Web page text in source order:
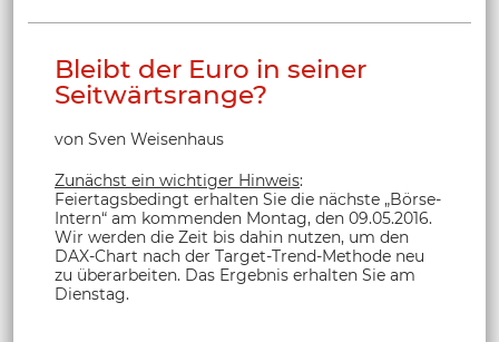
Bleibt der Euro in seiner
Seitwärtsrange?
von Sven Weisenhaus
Zunächst ein wichtiger Hinweis:
Feiertagsbedingt erhalten Sie die nächste „Börse-
Intern“ am kommenden Montag, den 09.05.2016.
Wir werden die Zeit bis dahin nutzen, um den
DAX-Chart nach der Target-Trend-Methode neu
zu überarbeiten. Das Ergebnis erhalten Sie am
Dienstag.